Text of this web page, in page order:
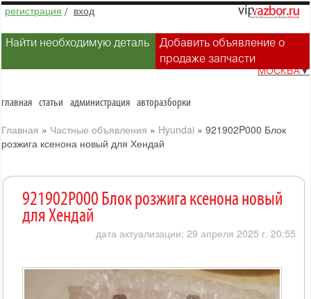
регистрация / вход
Найти необходимую деталь
Добавить объявление о
продаже запчасти
МОСКВА▼
главная статьи администрация авторазборки
Главная » Частные объявления » Hyundai » 921902P000 Блок
розжига ксенона новый для Хендай
921902P000 Блок розжига ксенона новый
для Хендай
дата актуализации: 29 апреля 2025 г. 20:55